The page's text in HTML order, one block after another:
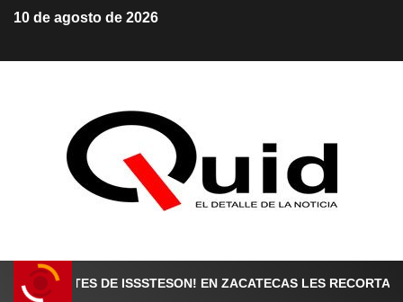
10 de agosto de 2026
DE ISSSTESON! EN ZACATECAS LES RECORTARON SUS